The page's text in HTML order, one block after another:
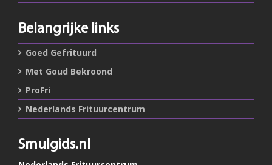
Belangrijke links
Goed Gefrituurd
Met Goud Bekroond
ProFri
Nederlands Frituurcentrum
Smulgids.nl